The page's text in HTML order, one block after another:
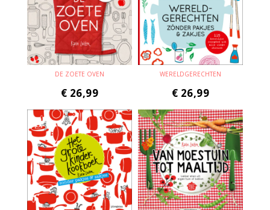
DE ZOETE OVEN
€ 26,99
WERELDGERECHTEN
€ 26,99